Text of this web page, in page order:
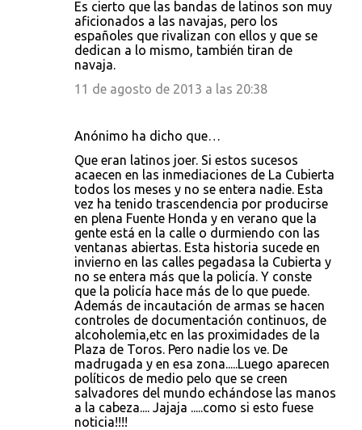
Es cierto que las bandas de latinos son muy
aficionados a las navajas, pero los
españoles que rivalizan con ellos y que se
dedican a lo mismo, también tiran de
navaja.
11 de agosto de 2013 a las 20:38
Anónimo ha dicho que…
Que eran latinos joer. Si estos sucesos
acaecen en las inmediaciones de La Cubierta
todos los meses y no se entera nadie. Esta
vez ha tenido trascendencia por producirse
en plena Fuente Honda y en verano que la
gente está en la calle o durmiendo con las
ventanas abiertas. Esta historia sucede en
invierno en las calles pegadasa la Cubierta y
no se entera más que la policía. Y conste
que la policía hace más de lo que puede.
Además de incautación de armas se hacen
controles de documentación continuos, de
alcoholemia,etc en las proximidades de la
Plaza de Toros. Pero nadie los ve. De
madrugada y en esa zona.....Luego aparecen
políticos de medio pelo que se creen
salvadores del mundo echándose las manos
a la cabeza.... Jajaja .....como si esto fuese
noticia!!!!